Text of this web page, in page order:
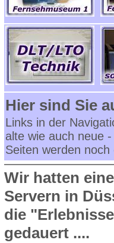
Hier sind Sie
Links in der
alte wie auch neue
Seiten werden noch
Wir hatten
Servern in
die
gedauert ....